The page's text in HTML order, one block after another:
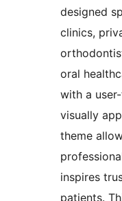
designed
clinics,
oral
with a
visually
theme
inspires
patients.